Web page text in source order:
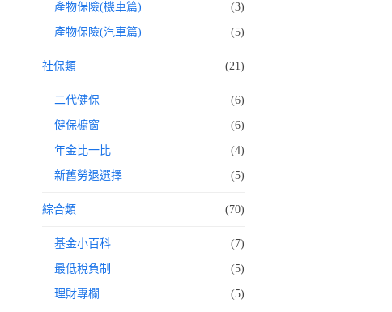
產物保險(機車篇) (3)
產物保險(汽車篇) (5)
社保類 (21)
二代健保 (6)
健保櫥窗 (6)
年金比一比 (4)
新舊勞退選擇 (5)
綜合類 (70)
基金小百科 (7)
最低稅負制 (5)
理財專欄 (5)